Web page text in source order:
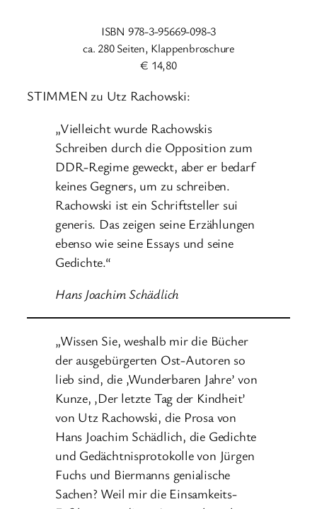
ISBN 978-3-95669-098-3
ca. 280 Seiten, Klappenbroschure
€ 14,80
STIMMEN zu Utz Rachowski:
„Vielleicht wurde Rachowskis
Schreiben durch die Opposition zum
DDR-Regime geweckt, aber er bedarf
keines Gegners, um zu schreiben.
Rachowski ist ein Schriftsteller sui
generis. Das zeigen seine Erzählungen
ebenso wie seine Essays und seine
Gedichte.“
Hans Joachim Schädlich
„Wissen Sie, weshalb mir die Bücher
der ausgebürgerten Ost-Autoren so
lieb sind, die ‚Wunderbaren Jahre’ von
Kunze, ‚Der letzte Tag der Kindheit’
von Utz Rachowski, die Prosa von
Hans Joachim Schädlich, die Gedichte
und Gedächtnisprotokolle von Jürgen
Fuchs und Biermanns genialische
Sachen? Weil mir die Einsamkeits-